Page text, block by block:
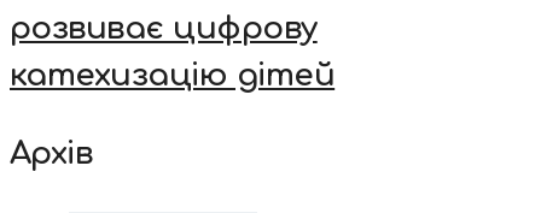
розвиває цифрову
катехизацію дітей
Архів